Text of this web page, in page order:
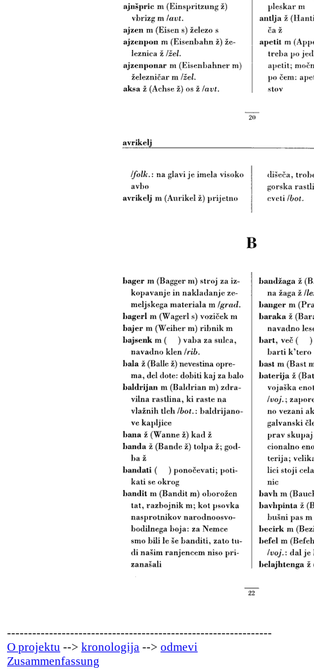
---------------------------------------------------------------
O projektu --> kronologija --> odmevi
Zusammenfassung